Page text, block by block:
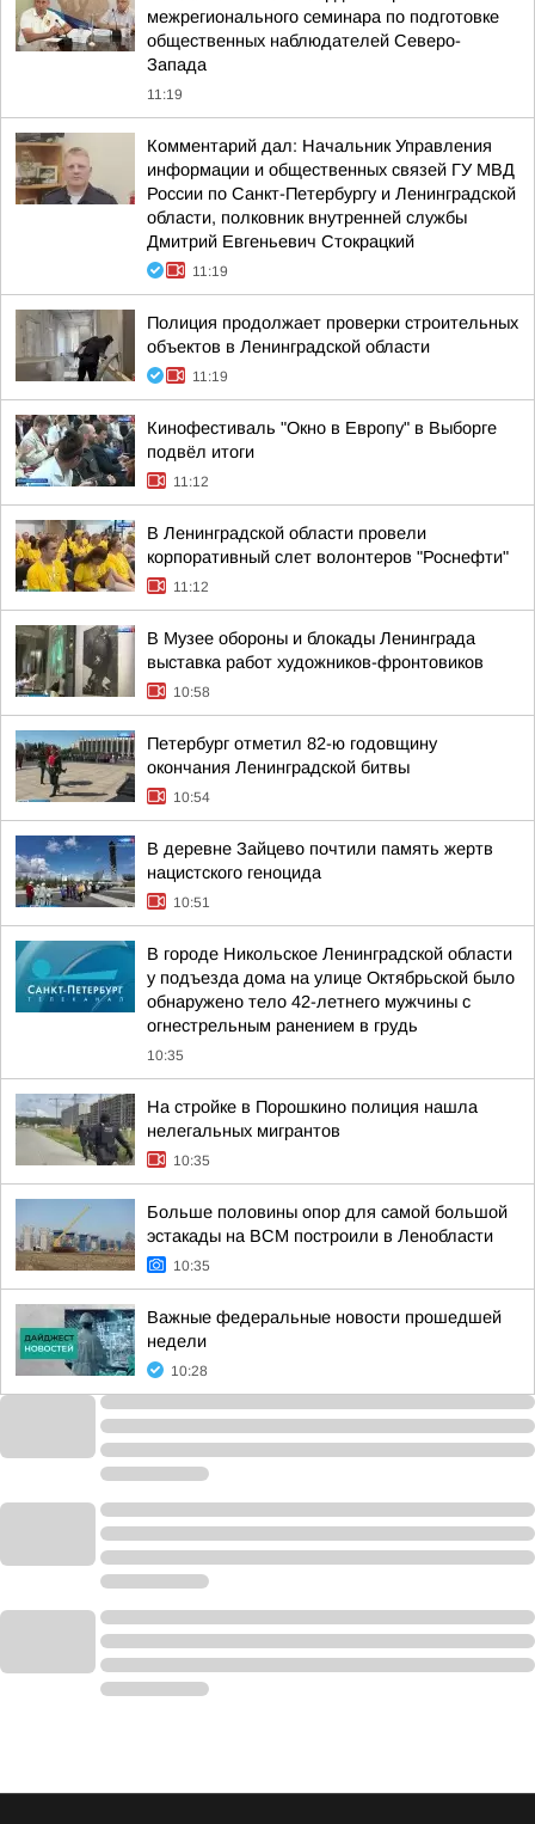
межрегионального семинара по подготовке
общественных наблюдателей Северо-
Запада
11:19
Комментарий дал: Начальник Управления
информации и общественных связей ГУ МВД
России по Санкт-Петербургу и Ленинградской
области, полковник внутренней службы
Дмитрий Евгеньевич Стокрацкий
11:19
Полиция продолжает проверки строительных
объектов в Ленинградской области
11:19
Кинофестиваль "Окно в Европу" в Выборге
подвёл итоги
11:12
В Ленинградской области провели
корпоративный слет волонтеров "Роснефти"
11:12
В Музее обороны и блокады Ленинграда
выставка работ художников-фронтовиков
10:58
Петербург отметил 82-ю годовщину
окончания Ленинградской битвы
10:54
В деревне Зайцево почтили память жертв
нацистского геноцида
10:51
В городе Никольское Ленинградской области
у подъезда дома на улице Октябрьской было
обнаружено тело 42-летнего мужчины с
огнестрельным ранением в грудь
10:35
На стройке в Порошкино полиция нашла
нелегальных мигрантов
10:35
Больше половины опор для самой большой
эстакады на ВСМ построили в Ленобласти
10:35
Важные федеральные новости прошедшей
недели
10:28